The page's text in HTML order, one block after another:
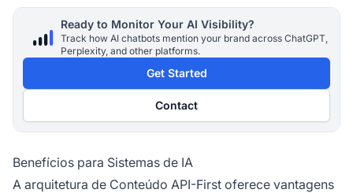
Ready to Monitor Your AI Visibility?
Track how AI chatbots mention your brand across ChatGPT,
Perplexity, and other platforms.
Get Started
Contact
Benefícios para Sistemas de IA
A arquitetura de Conteúdo API-First oferece vantagens